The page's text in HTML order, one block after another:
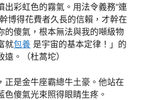
出彩虹色的霧氣。用法令義務“連
博得花費者久長的信賴，才幹在
的傻氣，根本無法與我的噸級物
就包養 是宇宙的基本定律！」的
。（杜蒿坨）
正是金牛座霸總牛土豪。他站在
色傻氣光束照得眼睛生疼。